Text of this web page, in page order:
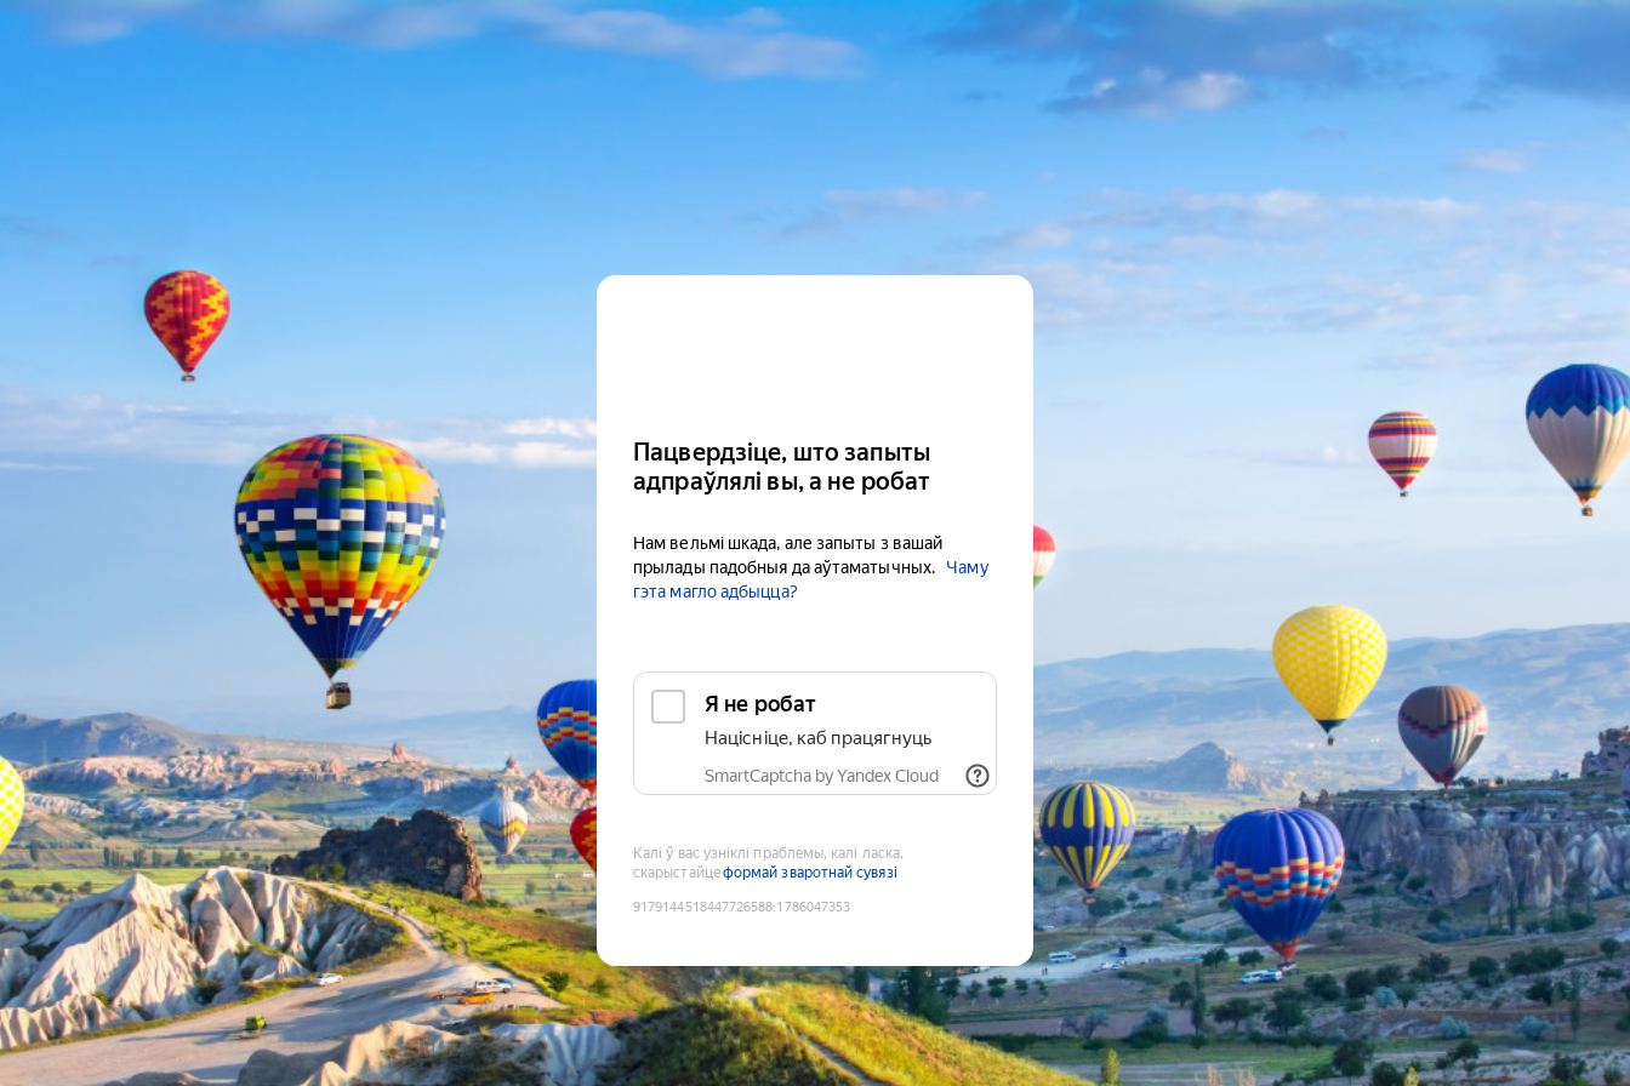
Пацвердзіце, што запыты
адпраўлялі вы, а не робат
Нам вельмі шкада, але запыты з вашай
прылады падобныя да аўтаматычных.
Чаму
гэта магло адбыцца?
Я не робат
Націсніце, каб працягнуць
SmartCaptcha by Yandex Cloud
Калі ў вас узніклі праблемы, калі ласка,
скарыстайцеформай зваротнай сувязі
9179144518447726588:1786047353